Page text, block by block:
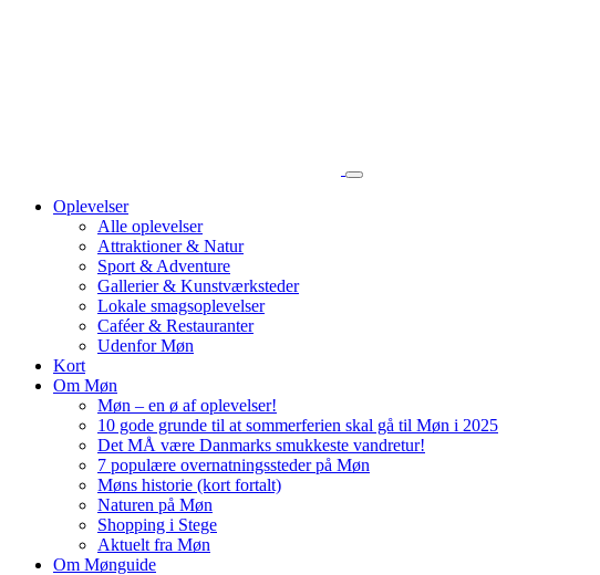
Oplevelser
Alle oplevelser
Attraktioner & Natur
Sport & Adventure
Gallerier & Kunstværksteder
Lokale smagsoplevelser
Caféer & Restauranter
Udenfor Møn
Kort
Om Møn
Møn – en ø af oplevelser!
10 gode grunde til at sommerferien skal gå til Møn i 2025
Det MÅ være Danmarks smukkeste vandretur!
7 populære overnatningssteder på Møn
Møns historie (kort fortalt)
Naturen på Møn
Shopping i Stege
Aktuelt fra Møn
Om Mønguide